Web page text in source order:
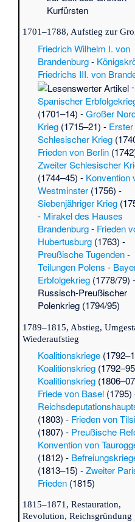
Kurfürsten
1701–1788, Aufstieg zur
Friedrich Wilhelm I. von
Brandenburg-
Friedrichs III. von
-
Spanischer
(1701–14) -Großer
Krieg(1715–21) - Erster
Schlesischer Krieg
Frieden von Berlin
Zweiter Schlesischer
(1744–45) - Konvention
Westminster(1756) -
Siebenjähriger Krieg
- Mirakel des Hauses
Brandenburg- Frieden
Hubertusburg(1763) -
Preußische Tugenden-
Teilungen Polens -
Erbfolgekrieg(1778/79) -
Russisch-Preußischer
Polenkrieg(1794/95)
1789–1815, Abstieg,
Wiederaufstieg
Koalitionskriege
Koalitionskrieg
Koalitionskrieg
Friede von Basel(1795)
(1803) - Frieden von
(1807) - Preußische
Konvention von
(1812) -
(1813–15) -Zweiter
Frieden(1815)
1815–1871, Restauration,
Revolution, Reichsgründung